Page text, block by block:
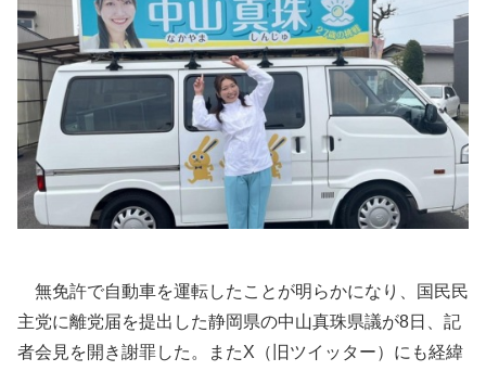
無免許で自動車を運転したことが明らかになり、国民民
主党に離党届を提出した静岡県の中山真珠県議が8日、記
者会見を開き謝罪した。またX（旧ツイッター）にも経緯